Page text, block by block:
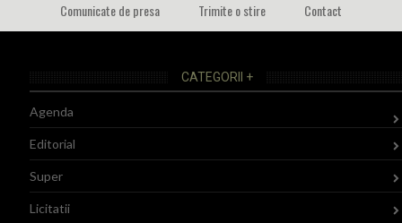
Comunicate de presa
Trimite o stire Contact
CATEGORII +
Agenda
Editorial
Super
Licitatii